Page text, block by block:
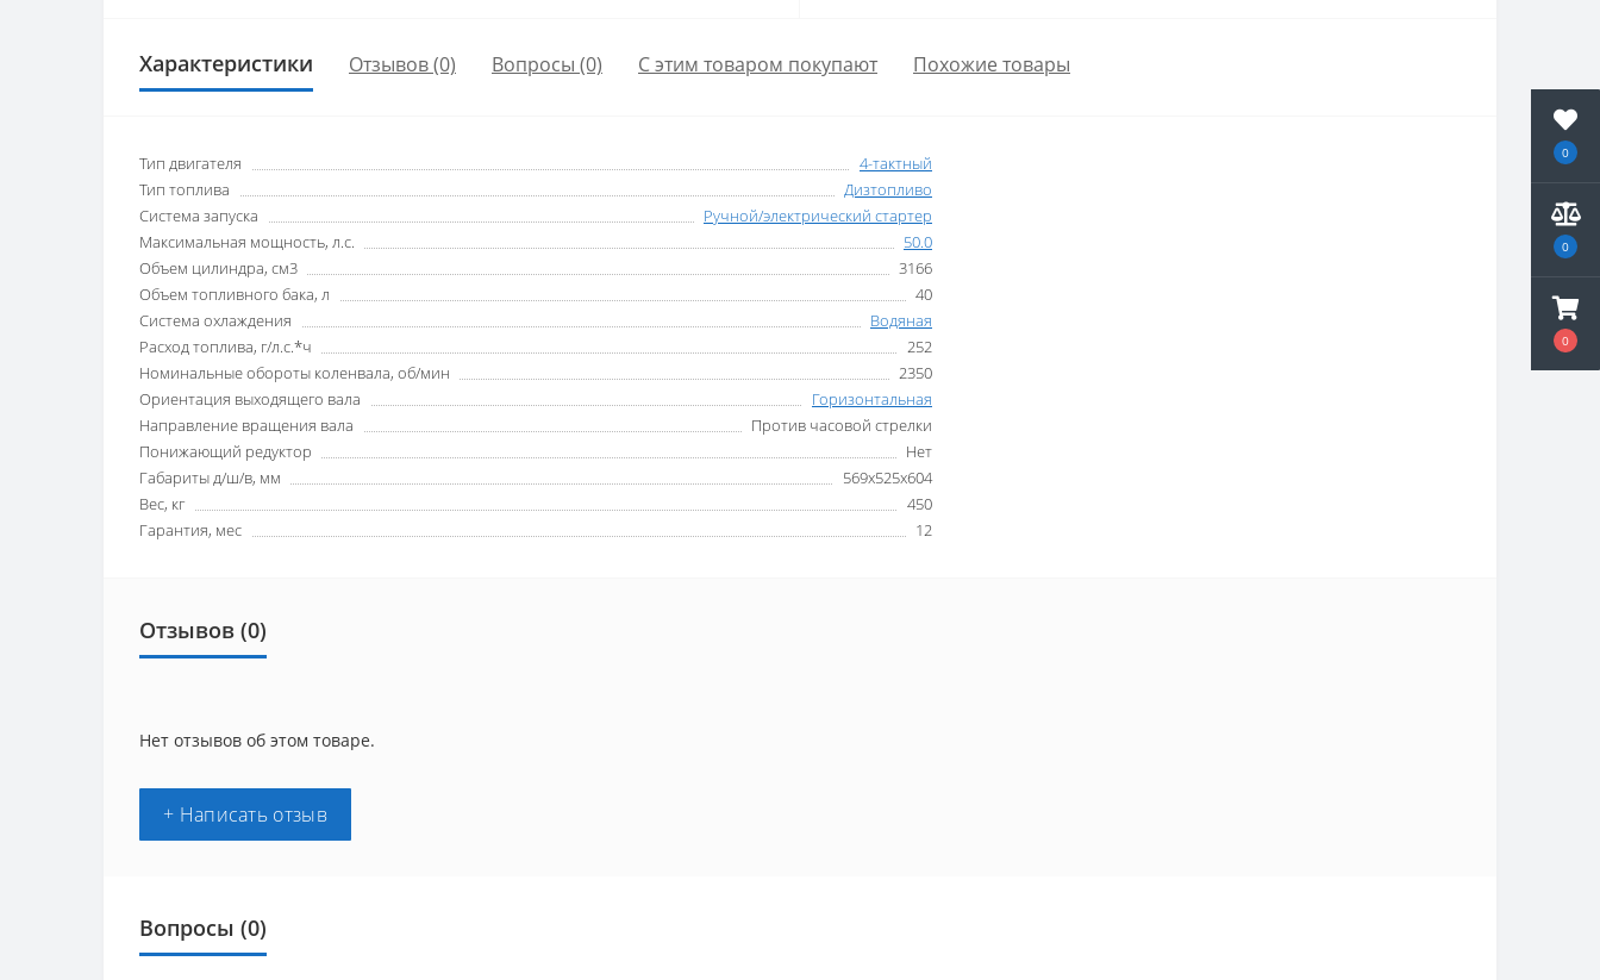
0
0
0
Характеристики Отзывов (0) Вопросы (0) С этим товаром покупают Похожие товары
Тип двигателя
4-тактный
Тип топлива
Дизтопливо
Система запуска
Ручной/электрический стартер
Максимальная мощность, л.с.
50.0
Объем цилиндра, см3
3166
Объем топливного бака, л
40
Система охлаждения
Водяная
Расход топлива, г/л.с.*ч
252
Номинальные обороты коленвала, об/мин
2350
Ориентация выходящего вала
Горизонтальная
Направление вращения вала
Против часовой стрелки
Понижающий редуктор
Нет
Габариты д/ш/в, мм
569х525х604
Вес, кг
450
Гарантия, мес
12
Отзывов (0)
Нет отзывов об этом товаре.
+ Написать отзыв
Вопросы (0)